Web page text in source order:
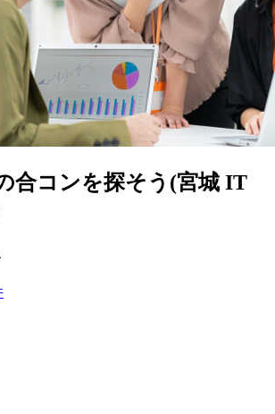
合コンを探そう(宮城 IT